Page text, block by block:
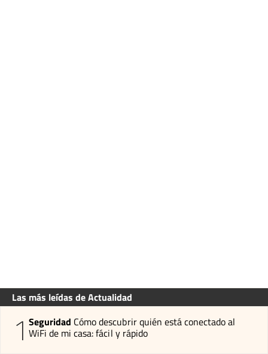
Las más leídas de Actualidad
1 Seguridad Cómo descubrir quién está conectado al
WiFi de mi casa: fácil y rápido